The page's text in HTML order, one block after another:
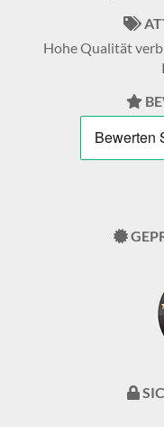
Hohe Qualität